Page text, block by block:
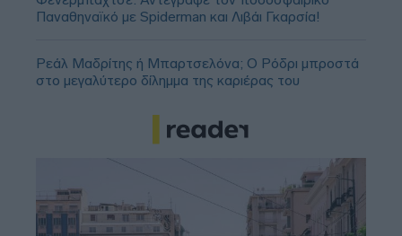
Παναθηναϊκό με Spiderman και Λιβάι Γκαρσία!
Ρεάλ Μαδρίτης ή Μπαρτσελόνα; Ο Ρόδρι μπροστά
στο μεγαλύτερο δίλημμα της καριέρας του